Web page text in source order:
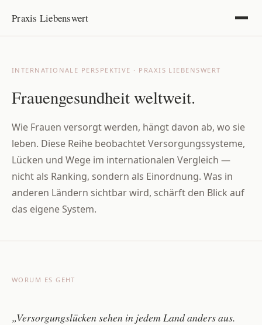
Praxis Liebenswert
INTERNATIONALE PERSPEKTIVE · PRAXIS LIEBENSWERT
Frauengesundheit weltweit.
Wie Frauen versorgt werden, hängt davon ab, wo sie
leben. Diese Reihe beobachtet Versorgungssysteme,
Lücken und Wege im internationalen Vergleich —
nicht als Ranking, sondern als Einordnung. Was in
anderen Ländern sichtbar wird, schärft den Blick auf
das eigene System.
WORUM ES GEHT
„Versorgungslücken sehen in jedem Land anders aus.